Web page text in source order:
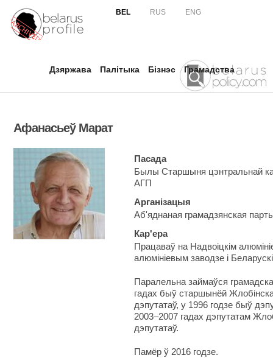
BEL RUS ENG
Дзяржава Палітыка Бізнэс Грамадства
Афанасьеў Марат
Пасада
Былы Старшыня цэнтральнай
АГП
Арганізацыя
Аб'яднаная грамадзянская
Кар'ера
Працаваў на Надвоіцкім
алюмініевым заводзе і
Паралельна займаўся
гадах быў старшынёй
дэпутатаў, у 1996 годзе быў
2003–2007 гадах дэпутатам
дэпутатаў.
Памёр ў 2016 годзе.